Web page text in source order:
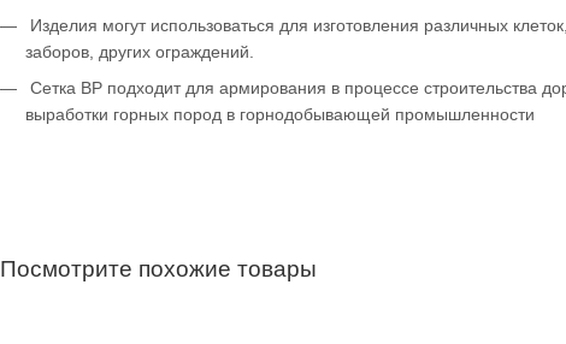
Изделия могут использоваться для изготовления различных
заборов, других ограждений.
Сетка ВР подходит для армирования в процессе строительства
выработки горных пород в горнодобывающей промышленности
Посмотрите похожие товары